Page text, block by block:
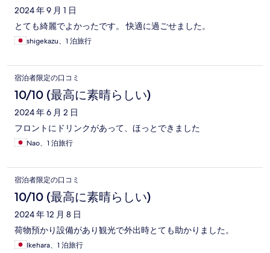
2024 年 9 月 1 日
とても綺麗でよかったです。 快適に過ごせました。
shigekazu、1 泊旅行
宿泊者限定の口コミ
10/10 (最高に素晴らしい)
2024 年 6 月 2 日
フロントにドリンクがあって、ほっとできました
Nao、1 泊旅行
宿泊者限定の口コミ
10/10 (最高に素晴らしい)
2024 年 12 月 8 日
荷物預かり設備があり観光で外出時とても助かりました。
Ikehara、1 泊旅行